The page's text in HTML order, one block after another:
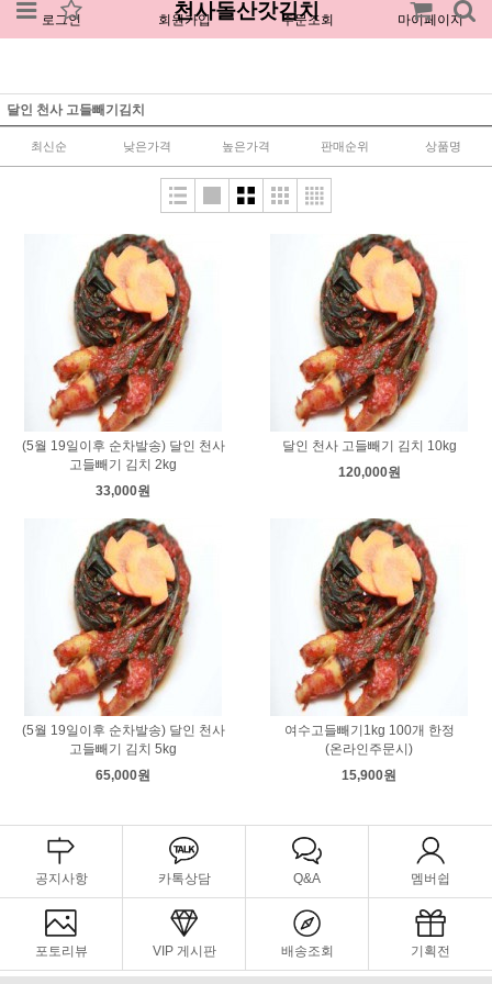
로그인 회원가입 주문조회 마이페이지
천사돌산갓김치
달인 천사 고들빼기김치
최신순 낮은가격 높은가격 판매순위 상품명
(5월 19일이후 순차발송) 달인 천사
고들빼기 김치 2kg
33,000원
달인 천사 고들빼기 김치 10kg
120,000원
(5월 19일이후 순차발송) 달인 천사
고들빼기 김치 5kg
65,000원
여수고들빼기1kg 100개 한정
(온라인주문시)
15,900원
공지사항 카톡상담 Q&A 멤버쉽
포토리뷰 VIP 게시판 배송조회 기획전